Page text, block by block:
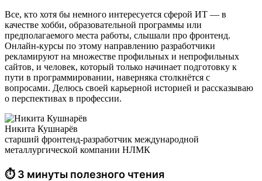
Все, кто хотя бы немного интересуется сферой ИТ — в
качестве хобби, образовательной программы или
предполагаемого места работы, слышали про фронтенд.
Онлайн-курсы по этому направлению разработчики
рекламируют на множестве профильных и непрофильных
сайтов, и человек, который только начинает подготовку к
пути в программировании, наверняка столкнётся с
вопросами. Делюсь своей карьерной историей и рассказываю
о перспективах в профессии.
Никита Кушнарёв
старший фронтенд-разработчик международной
металлургической компании НЛМК
⏱ 3 минуты полезного чтения